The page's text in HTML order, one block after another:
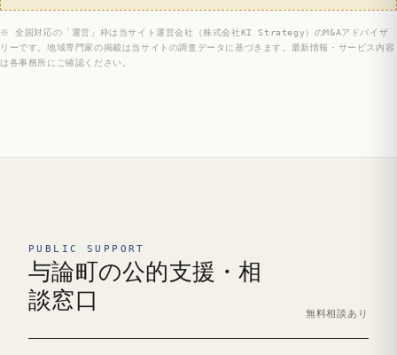
※ 全国対応の「運営」枠は当サイト運営会社（株式会社KI Strategy）のM&Aアドバイザ
リーです。地域専門家の掲載は当サイトの調査データに基づきます。最新情報・サービス内容
は各事務所にご確認ください。
PUBLIC SUPPORT
与論町の公的支援・相
談窓口
無料相談あり